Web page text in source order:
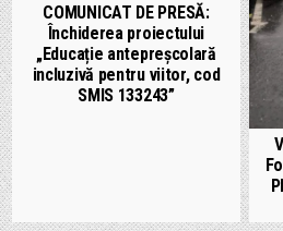
COMUNICAT DE PRESĂ:
Închiderea proiectului
„Educație antepreșcolară
incluzivă pentru viitor, cod
SMIS 133243”